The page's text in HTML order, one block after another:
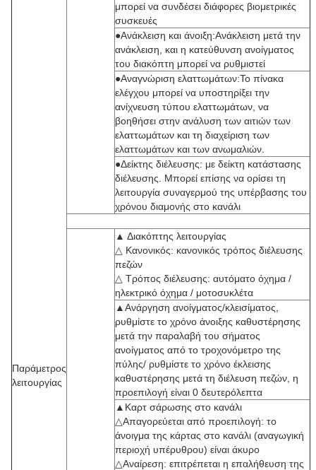
Παράμετρος
λειτουργίας
μπορεί να συνδέσει διάφορες βιομετρικές
συσκευές
●Ανάκλειση και άνοιξη:Ανάκλειση μετά την
ανάκλειση, και η κατεύθυνση ανοίγματος
του διακόπτη μπορεί να ρυθμιστεί
●Αναγνώριση ελαττωμάτων:Το πίνακα
ελέγχου μπορεί να υποστηρίξει την
ανίχνευση τύπου ελαττωμάτων, να
βοηθήσει στην ανάλυση των αιτιών των
ελαττωμάτων και τη διαχείριση των
ελαττωμάτων και των ανωμαλιών.
●Δείκτης διέλευσης: με δείκτη κατάστασης
διέλευσης. Μπορεί επίσης να ορίσει τη
λειτουργία συναγερμού της υπέρβασης του
χρόνου διαμονής στο κανάλι
▲ Διακόπτης λειτουργίας
△ Κανονικός: κανονικός τρόπος διέλευσης
πεζών
△ Τρόπος διέλευσης: αυτόματο όχημα /
ηλεκτρικό όχημα / μοτοσυκλέτα
▲Ανάργηση ανοίγματος/κλεισίματος,
ρυθμίστε το χρόνο άνοιξης καθυστέρησης
μετά την παραλαβή του σήματος
ανοίγματος από το τροχονόμετρο της
πύλης/ ρυθμίστε το χρόνο έκλεισης
καθυστέρησης μετά τη διέλευση πεζών, η
προεπιλογή είναι 0 δευτερόλεπτα
▲Καρτ σάρωσης στο κανάλι
△Απαγορεύεται από προεπιλογή: το
άνοιγμα της κάρτας στο κανάλι (αναγωγική
περιοχή υπέρυθρου) είναι άκυρο
△Αναίρεση: επιτρέπεται η επαλήθευση της